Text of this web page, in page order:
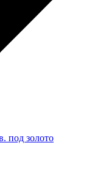
под золото